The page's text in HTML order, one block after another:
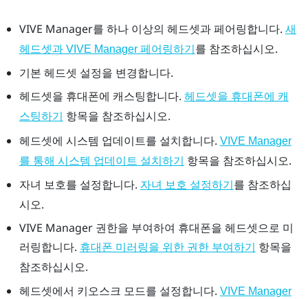
VIVE Manager를 하나 이상의 헤드셋과 페어링합니다. 새
헤드셋과 VIVE Manager 페어링하기 를 참조하십시오.
기본 헤드셋 설정을 변경합니다.
헤드셋을 휴대폰에 캐스팅합니다. 헤드셋을 휴대폰에 캐
스팅하기
항목을 참조하십시오.
헤드셋에 시스템 업데이트를 설치합니다. VIVE Manager
를 통해 시스템 업데이트 설치하기
항목을 참조하십시오.
자녀 보호를 설정합니다. 자녀 보호 설정하기 를 참조하십
시오.
VIVE Manager권한을 부여하여 휴대폰을 헤드셋으로 미
러링합니다. 휴대폰 미러링을 위한 권한 부여하기
항목을
참조하십시오.
헤드셋에서 키오스크 모드를 설정합니다. VIVE Manager